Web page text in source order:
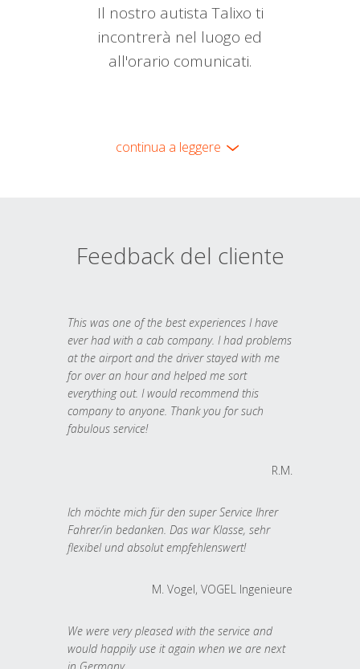
Il nostro autista Talixo ti
incontrerà nel luogo ed
all'orario comunicati.
continua a leggere
Feedback del cliente
This was one of the best experiences I have
ever had with a cab company. I had problems
at the airport and the driver stayed with me
for over an hour and helped me sort
everything out. I would recommend this
company to anyone. Thank you for such
fabulous service!
R.M.
Ich möchte mich für den super Service Ihrer
Fahrer/in bedanken. Das war Klasse, sehr
flexibel und absolut empfehlenswert!
M. Vogel, VOGEL Ingenieure
We were very pleased with the service and
would happily use it again when we are next